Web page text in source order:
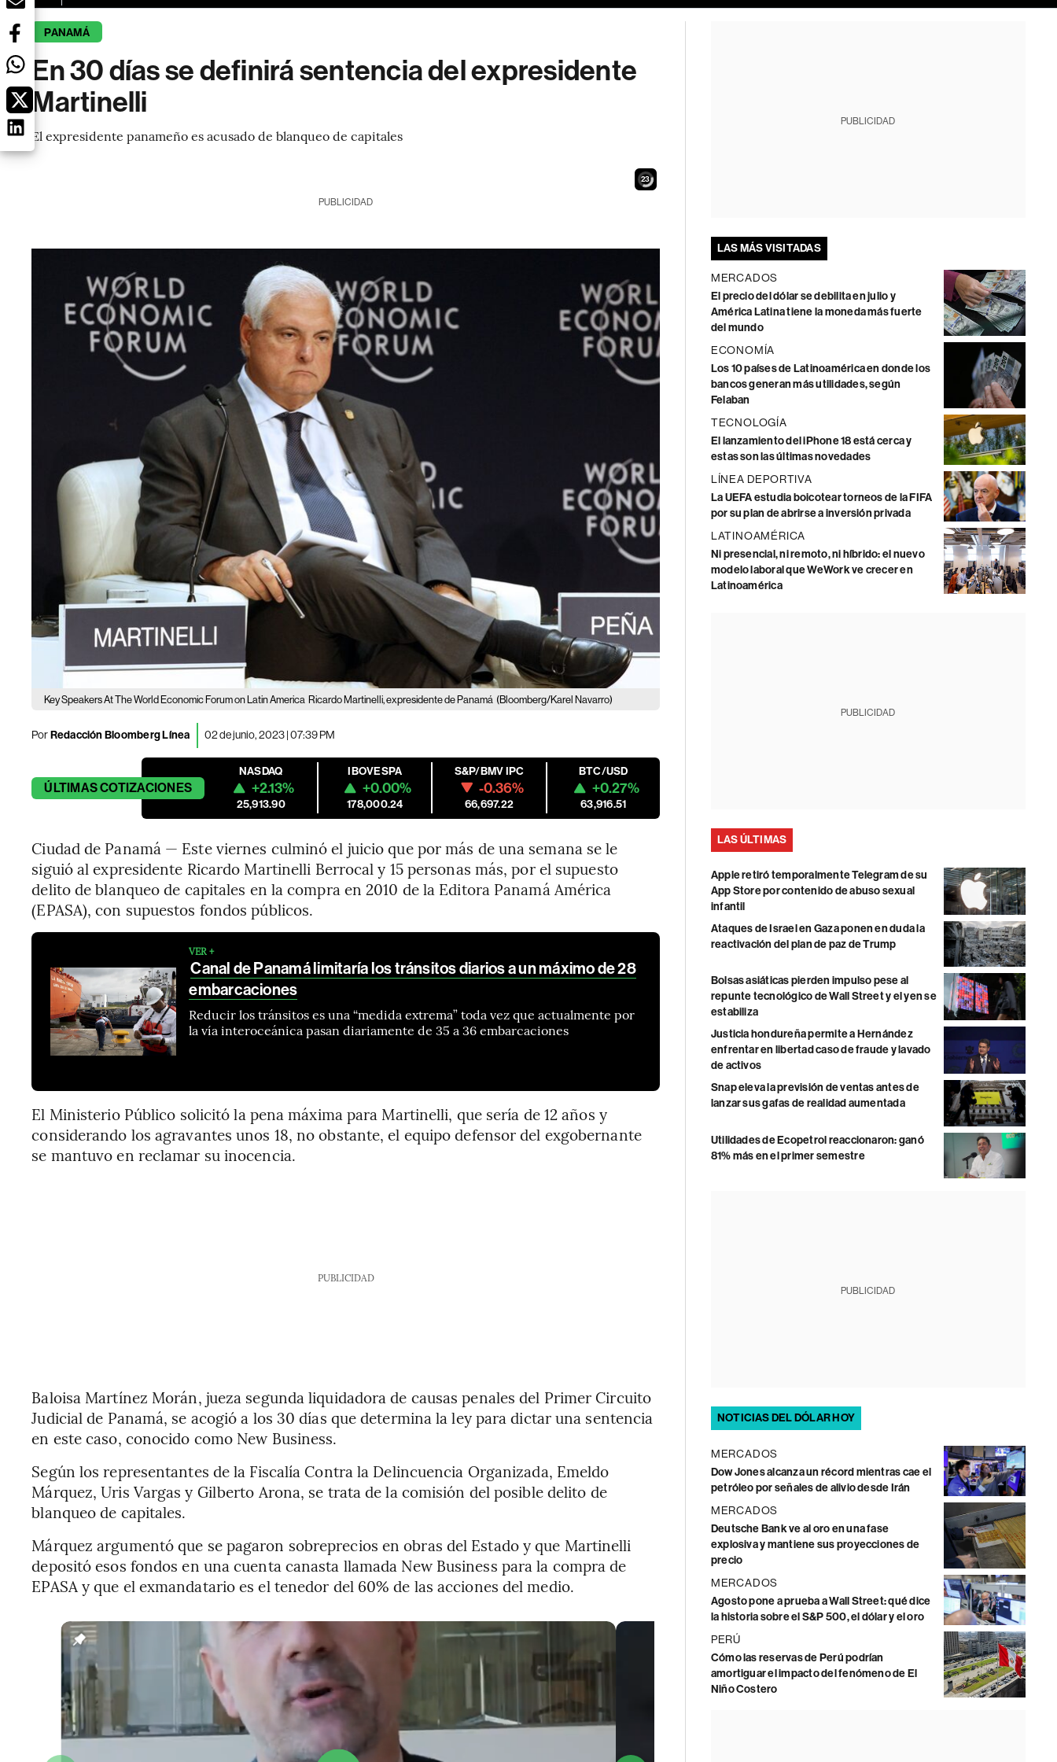
PANAMÁ
En 30 días se definirá sentencia del expresidente
Martinelli
El expresidente panameño es acusado de blanqueo de capitales
21
PUBLICIDAD
Key Speakers At The World Economic Forum on Latin America Ricardo Martinelli, expresidente de Panamá (Bloomberg/Karel Navarro)
PorRedacción Bloomberg Línea 02 de junio, 2023 | 07:39 PM
ÚLTIMASCOTIZACIONES
NASDAQ
+2.13%
25,913.90
IBOVESPA
+0.00%
178,000.24
S&P/BMV IPC
-0.36%
66,697.22
BTC/USD
+0.27%
63,916.51
Ciudad de Panamá — Este viernes culminó el juicio que por más de una semana se le
siguió al expresidente Ricardo Martinelli Berrocal y 15 personas más, por el supuesto
delito de blanqueo de capitales en la compra en 2010 de la Editora Panamá América
(EPASA), con supuestos fondos públicos.
VER +
Canal de Panamá limitaría los tránsitos diarios a un máximo de 28
embarcaciones
Reducir los tránsitos es una “medida extrema” toda vez que actualmente por
la vía interoceánica pasan diariamente de 35 a 36 embarcaciones
El Ministerio Público solicitó la pena máxima para Martinelli, que sería de 12 años y
considerando los agravantes unos 18, no obstante, el equipo defensor del exgobernante
se mantuvo en reclamar su inocencia.
PUBLICIDAD
Baloisa Martínez Morán, jueza segunda liquidadora de causas penales del Primer Circuito
Judicial de Panamá, se acogió a los 30 días que determina la ley para dictar una sentencia
en este caso, conocido como New Business.
Según los representantes de la Fiscalía Contra la Delincuencia Organizada, Emeldo
Márquez, Uris Vargas y Gilberto Arona, se trata de la comisión del posible delito de
blanqueo de capitales.
Márquez argumentó que se pagaron sobreprecios en obras del Estado y que Martinelli
depositó esos fondos en una cuenta canasta llamada New Business para la compra de
EPASA y que el exmandatario es el tenedor del 60% de las acciones del medio.
PUBLICIDAD
LAS MÁS VISITADAS
MERCADOS
El precio del dólar se debilita en julio y
América Latina tiene la moneda más fuerte
del mundo
ECONOMÍA
Los 10 países de Latinoamérica en donde los
bancos generan más utilidades, según
Felaban
TECNOLOGÍA
El lanzamiento del iPhone 18 está cerca y
estas son las últimas novedades
LÍNEA DEPORTIVA
La UEFA estudia boicotear torneos de la FIFA
por su plan de abrirse a inversión privada
LATINOAMÉRICA
Ni presencial, ni remoto, ni híbrido: el nuevo
modelo laboral que WeWork ve crecer en
Latinoamérica
PUBLICIDAD
LAS ÚLTIMAS
Apple retiró temporalmente Telegram de su
App Store por contenido de abuso sexual
infantil
Ataques de Israel en Gaza ponen en duda la
reactivación del plan de paz de Trump
Bolsas asiáticas pierden impulso pese al
repunte tecnológico de Wall Street y el yen se
estabiliza
Justicia hondureña permite a Hernández
enfrentar en libertad caso de fraude y lavado
de activos
Snap eleva la previsión de ventas antes de
lanzar sus gafas de realidad aumentada
Utilidades de Ecopetrol reaccionaron: ganó
81% más en el primer semestre
PUBLICIDAD
NOTICIAS DEL DÓLAR HOY
MERCADOS
Dow Jones alcanza un récord mientras cae el
petróleo por señales de alivio desde Irán
MERCADOS
Deutsche Bank ve al oro en una fase
explosiva y mantiene sus proyecciones de
precio
MERCADOS
Agosto pone a prueba a Wall Street: qué dice
la historia sobre el S&P 500, el dólar y el oro
PERÚ
Cómo las reservas de Perú podrían
amortiguar el impacto del fenómeno de El
Niño Costero